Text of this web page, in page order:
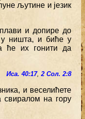
љутине и језик
и допире до
у ништа, и биће у
ће их гонити да
Иса. 40:17,2 Сол. 2:8
и веселићете
свиралом на гору